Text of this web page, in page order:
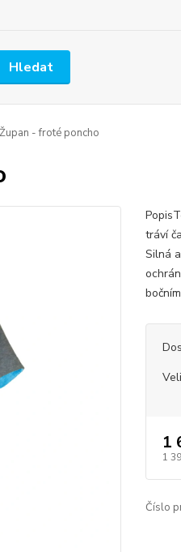
Hledat
Župan - froté poncho
tráví
Silná
1
1
Číslo